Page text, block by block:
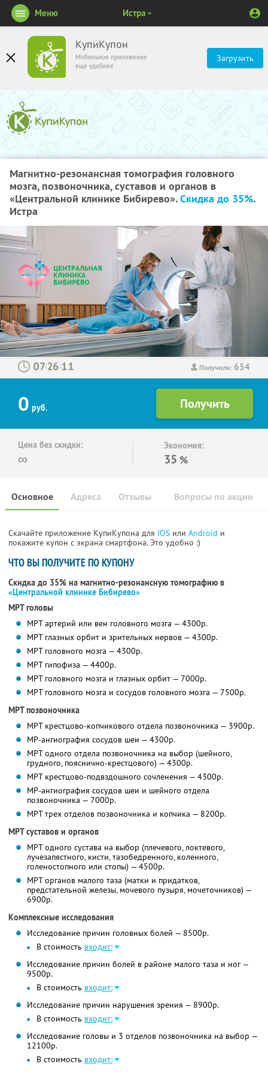
КупиКупон
Мобильное приложение
ещё удобнее
Загрузить
Меню Истра
Магнитно-резонансная томография головного
мозга, позвоночника, суставов и органов в
«Центральной клинике Бибирево».Скидка до 35%.
Истра
Получили: 654
: :
0 руб.
Цена без скидки:
∞
Экономия:
35 %
Основное Отзывы Вопросы по акции
Адреса
Скачайте приложение КупиКупона для IOS или Android и
покажите купон с экрана смартфона. Это удобно :)
ЧТО ВЫ ПОЛУЧИТЕ ПО КУПОНУ
Скидка до 35% на магнитно-резонансную томографию в
«Центральной клинике Бибирево»
МРТ головы
МРТ артерий или вен головного мозга — 4300р.
МРТ глазных орбит и зрительных нервов — 4300р.
МРТ головного мозга — 4300р.
МРТ гипофиза — 4400р.
МРТ головного мозга и глазных орбит — 7000р.
МРТ головного мозга и сосудов головного мозга — 7500р.
МРТ позвоночника
МРТ крестцово-копчикового отдела позвоночника — 3900р.
МР-ангиография сосудов шеи — 4300р.
МРТ одного отдела позвоночника на выбор (шейного,
грудного, пояснично-крестцового) — 4300р.
МРТ крестцово-подвздошного сочленения — 4300р.
МР-ангиография сосудов шеи и шейного отдела
позвоночника — 7000р.
МРТ трех отделов позвоночника и копчика — 8200р.
МРТ суставов и органов
МРТ одного сустава на выбор (плечевого, локтевого,
лучезапястного, кисти, тазобедренного, коленного,
голеностопного или стопы) — 4500р.
МРТ органов малого таза (матки и придатков,
предстательной железы, мочевого пузыря, мочеточников) —
6900р.
Комплексные исследования
Исследование причин головных болей — 8500р.
В стоимость входит:
Исследование причин болей в районе малого таза и ног —
9500р.
В стоимость входит:
Исследование причин нарушения зрения — 8900р.
В стоимость входит:
Исследование головы и 3 отделов позвоночника на выбор —
12100р.
В стоимость входит: